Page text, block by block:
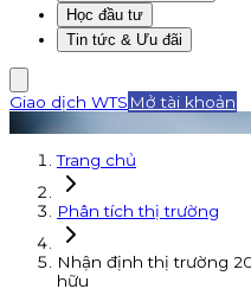
Học đầu tư
Tin tức & Ưu đãi
Giao dịch WTS Mở tài khoản
Trang chủ
Phân tích thị trường
Nhận định thị trường
hữu